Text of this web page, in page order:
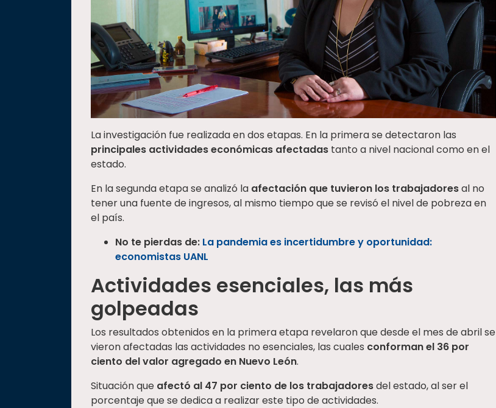
La investigación fue realizada en dos etapas. En la primera se detectaron las
principales actividades económicas afectadas tanto a nivel nacional como en el
estado.
En la segunda etapa se analizó la afectación que tuvieron los trabajadoresal no
tener una fuente de ingresos, al mismo tiempo que se revisó el nivel de pobreza en
el país.
No te pierdas de: La pandemia es incertidumbre y oportunidad:
economistas UANL
Actividades esenciales, las más
golpeadas
Los resultados obtenidos en la primera etapa revelaron que desde el mes de abril se
vieron afectadas las actividades no esenciales, las cuales conforman el 36 por
ciento del valor agregado en Nuevo León.
Situación que afectó al 47 por ciento de los trabajadoresdel estado, al ser el
porcentaje que se dedica a realizar este tipo de actividades.